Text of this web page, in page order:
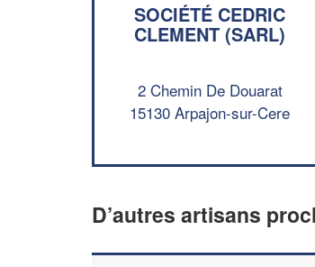
SOCIÉTÉ CEDRIC
CLEMENT (SARL)
2 Chemin De Douarat
15130 Arpajon-sur-Cere
D’autres artisans